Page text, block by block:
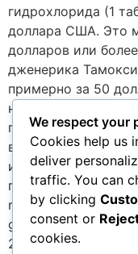
гидрохлорида (1
доллара США. Это
долларов или
дженерика
примерно за 50
на дозу, или 1/4
гидрохлорида.
видимому,
использование
продажи на
raloxifene and
gynecomastia.
2004 Jul;145(1):71-
We respect your
Cookies help us
deliver
traffic. You can
by clicking
consent or
cookies.